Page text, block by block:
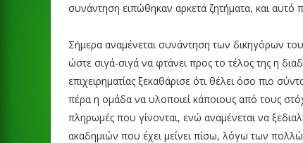
συνάντηση ειπώθηκαν αρκετά ζητήματα, και αυτό
Σήμερα αναμένεται συνάντηση των δικηγόρων
ώστε σιγά-σιγά να φτάνει προς το τέλος της η
επιχειρηματίας ξεκαθάρισε ότι θέλει όσο πιο
πέρα η ομάδα να υλοποιεί κάποιους από τους
πληρωμές που γίνονται, ενώ αναμένεται να
ακαδημιών που έχει μείνει πίσω, λόγω των